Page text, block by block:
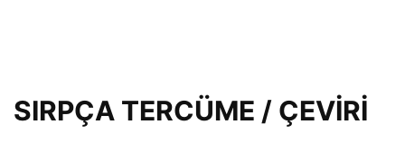
SIRPÇA TERCÜME / ÇEVİRİ